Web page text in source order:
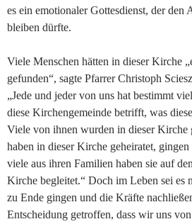
es ein emotionaler Gottesdienst, der den
bleiben dürfte.
Viele Menschen hätten in dieser Kirche
gefunden“, sagte Pfarrer Christoph
„Jede und jeder von uns hat bestimmt
diese Kirchengemeinde betrifft, was
Viele von ihnen wurden in dieser Kirche
haben in dieser Kirche geheiratet,
viele aus ihren Familien haben sie auf
Kirche begleitet.“ Doch im Leben sei es
zu Ende gingen und die Kräfte
Entscheidung getroffen, dass wir uns